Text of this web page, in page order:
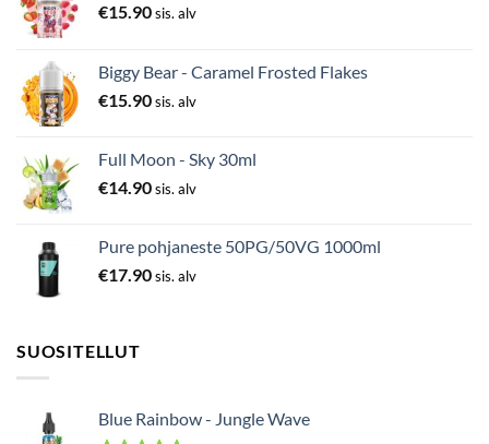
€15.90sis. alv
Biggy Bear - Caramel Frosted Flakes
€15.90sis. alv
Full Moon - Sky 30ml
€14.90sis. alv
Pure pohjaneste 50PG/50VG 1000ml
€17.90sis. alv
SUOSITELLUT
Blue Rainbow - Jungle Wave